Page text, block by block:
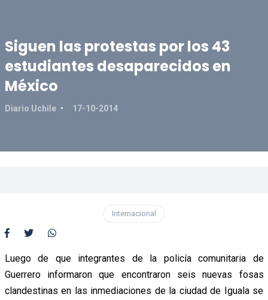
Siguen las protestas por los 43
estudiantes desaparecidos en
México
Diario Uchile 17-10-2014
Internacional
Luego de que integrantes de la policía comunitaria de
Guerrero informaron que encontraron seis nuevas fosas
clandestinas en las inmediaciones de la ciudad de Iguala se